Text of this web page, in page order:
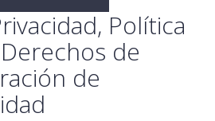
Política
de
de